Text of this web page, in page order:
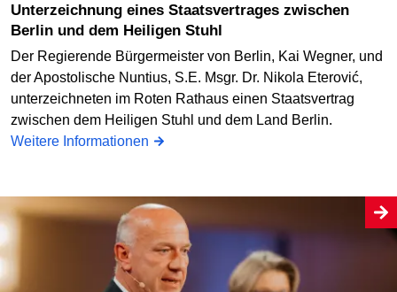
Unterzeichnung eines Staatsvertrages zwischen
Berlin und dem Heiligen Stuhl
Der Regierende Bürgermeister von Berlin, Kai Wegner, und
der Apostolische Nuntius, S.E. Msgr. Dr. Nikola Eterović,
unterzeichneten im Roten Rathaus einen Staatsvertrag
zwischen dem Heiligen Stuhl und dem Land Berlin.
Weitere Informationen